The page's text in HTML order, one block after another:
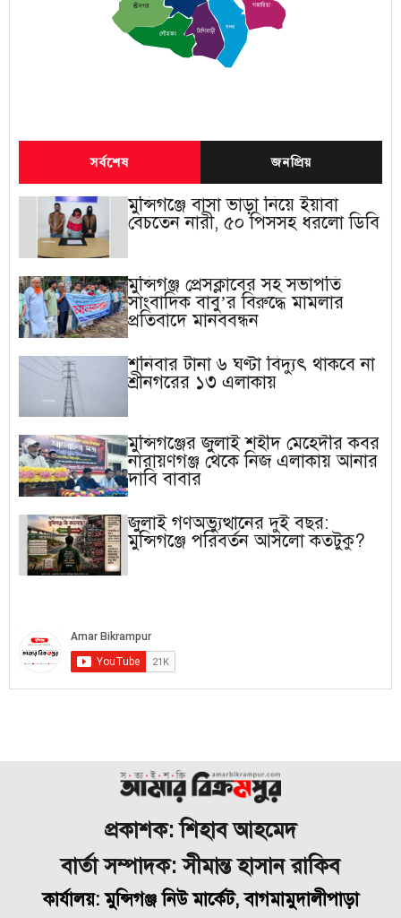
শ্রীনগর
টংগিবাড়ী
সদর
গজারিয়া
লৌহজং
সর্বশেষ জনপ্রিয়
মুন্সিগঞ্জে বাসা ভাড়া নিয়ে ইয়াবা
বেচতেন নারী, ৫০ পিসসহ ধরলো ডিবি
মুন্সিগঞ্জ প্রেসক্লাবের সহ সভাপতি
সাংবাদিক বাবু’র বিরুদ্ধে মামলার
প্রতিবাদে মানববন্ধন
শনিবার টানা ৬ ঘণ্টা বিদ্যুৎ থাকবে না
শ্রীনগরের ১৩ এলাকায়
মুন্সিগঞ্জের জুলাই শহীদ মেহেদীর কবর
নারায়ণগঞ্জ থেকে নিজ এলাকায় আনার
দাবি বাবার
জুলাই গণঅভ্যুত্থানের দুই বছর:
মুন্সিগঞ্জে পরিবর্তন আসলো কতটুকু?
প্রকাশক: শিহাব আহমেদ
বার্তা সম্পাদক: সীমান্ত হাসান রাকিব
কার্যালয়: মুন্সিগঞ্জ নিউ মার্কেট, বাগমামুদালীপাড়া